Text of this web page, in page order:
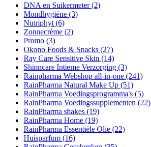
DNA en Suikermeter(2)
Mondhygiëne (3)
Nutriphyt (6)
Zonnecrème (2)
Promo (3)
Okono Foods & Snacks (27)
Ray Care Sensitive Skin (14)
Shinncare Intieme Verzorging (3)
Rainpharma Webshop all-in-one (241)
RainPharma Natural Make Up (51)
RainPharma Voedingsprogramma's (5)
RainPharma Voedingssupplementen (22)
RainPharma shakes (19)
RainPharma Home (19)
RainPharma Essentiële Olie (22)
Huisparfum (16)